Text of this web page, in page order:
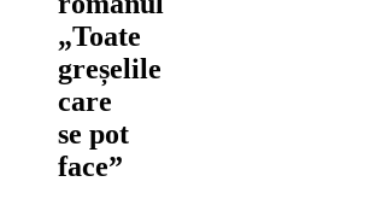
„Toate
greșelile
care
se pot
face”